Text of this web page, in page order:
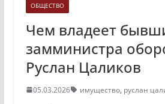
ОБЩЕСТВО
Чем владеет
замминистра
Руслан Цаликов
05.03.2026 имущество, руслан